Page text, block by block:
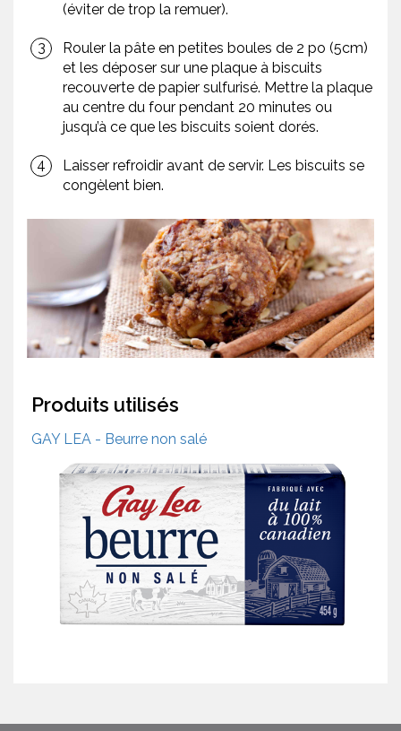
(éviter de trop la remuer).
Rouler la pâte en petites boules de 2 po (5cm)
et les déposer sur une plaque à biscuits
recouverte de papier sulfurisé. Mettre la plaque
au centre du four pendant 20 minutes ou
jusqu’à ce que les biscuits soient dorés.
Laisser refroidir avant de servir. Les biscuits se
congèlent bien.
Produits utilisés
GAY LEA - Beurre non salé